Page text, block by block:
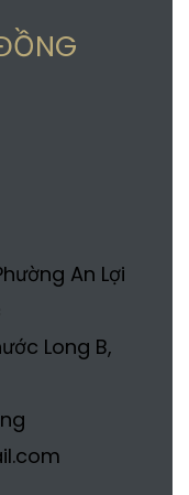
An Lợi
Long B,